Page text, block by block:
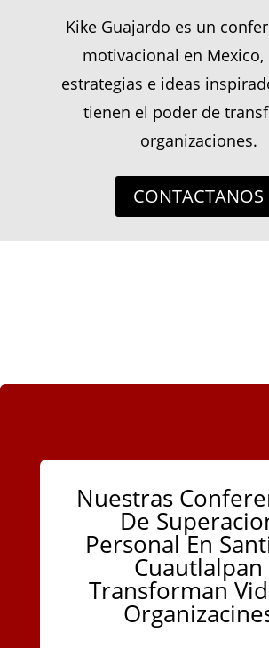
Kike Guajardo es un
motivacional en Mexico,
estrategias e ideas
tienen el poder de
organizaciones.
CONTACTANOS
Nuestras
De
Personal En
Cuautlalpan
Transforman